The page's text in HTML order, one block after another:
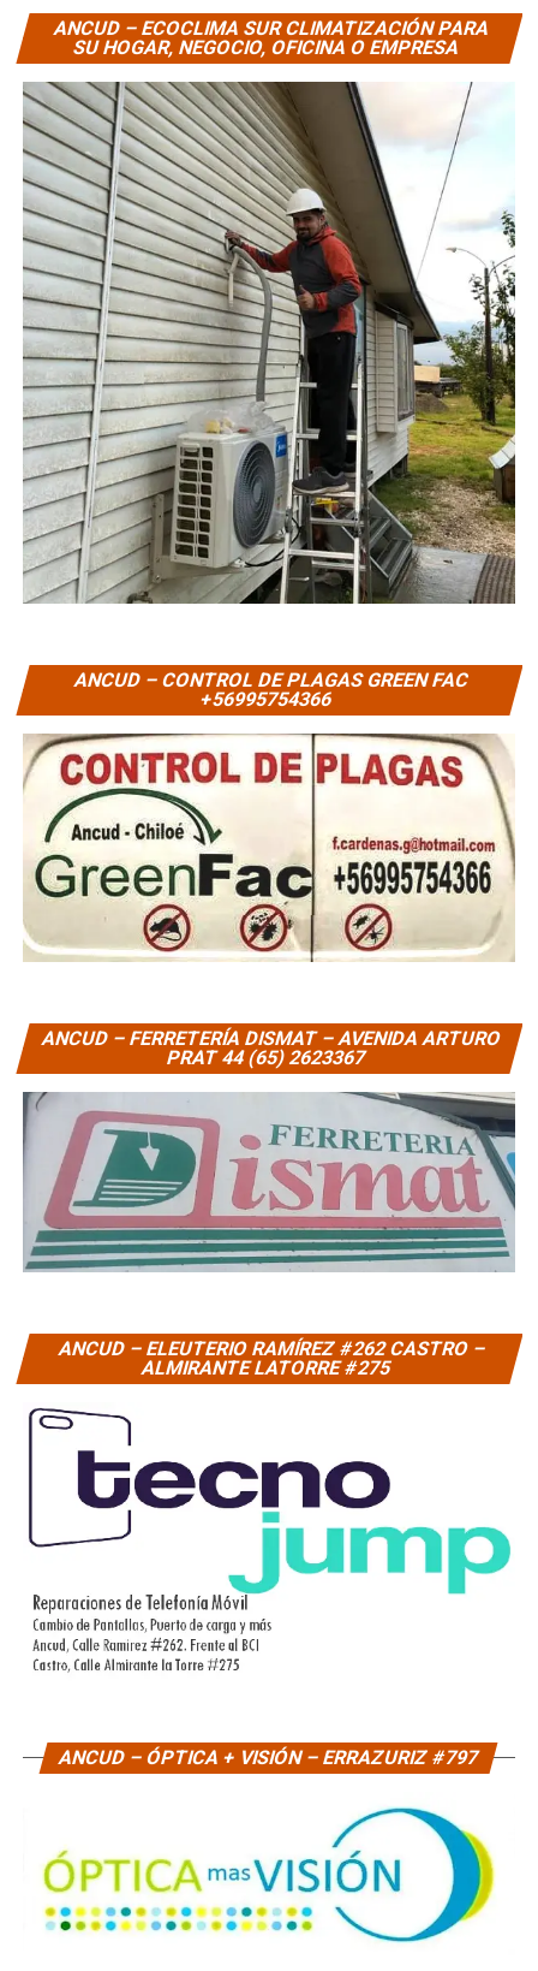
ANCUD – ECOCLIMA SUR CLIMATIZACIÓN PARA
SU HOGAR, NEGOCIO, OFICINA O EMPRESA
ANCUD – CONTROL DE PLAGAS GREEN FAC
+56995754366
ANCUD – FERRETERÍA DISMAT – AVENIDA ARTURO
PRAT 44 (65) 2623367
ANCUD – ELEUTERIO RAMÍREZ #262 CASTRO –
ALMIRANTE LATORRE #275
ANCUD – ÓPTICA + VISIÓN – ERRAZURIZ #797